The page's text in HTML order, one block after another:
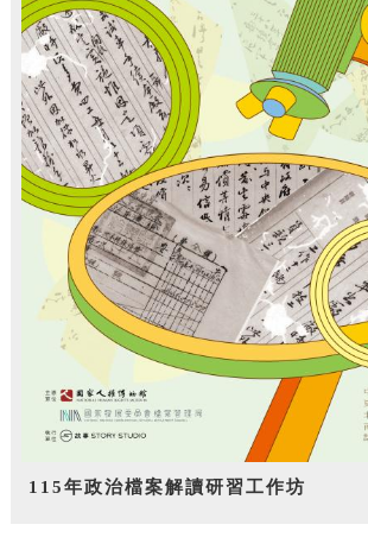
115年政治檔案解讀研習工作坊